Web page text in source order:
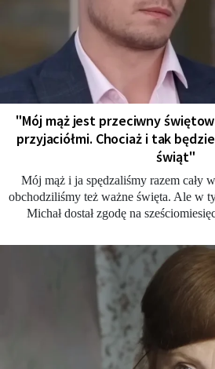
"Mój mąż jest przeciwny
przyjaciółmi. Chociaż i tak
świąt"
Mój mąż i ja spędzaliśmy razem cały
obchodziliśmy też ważne święta. Ale w
Michał dostał zgodę na